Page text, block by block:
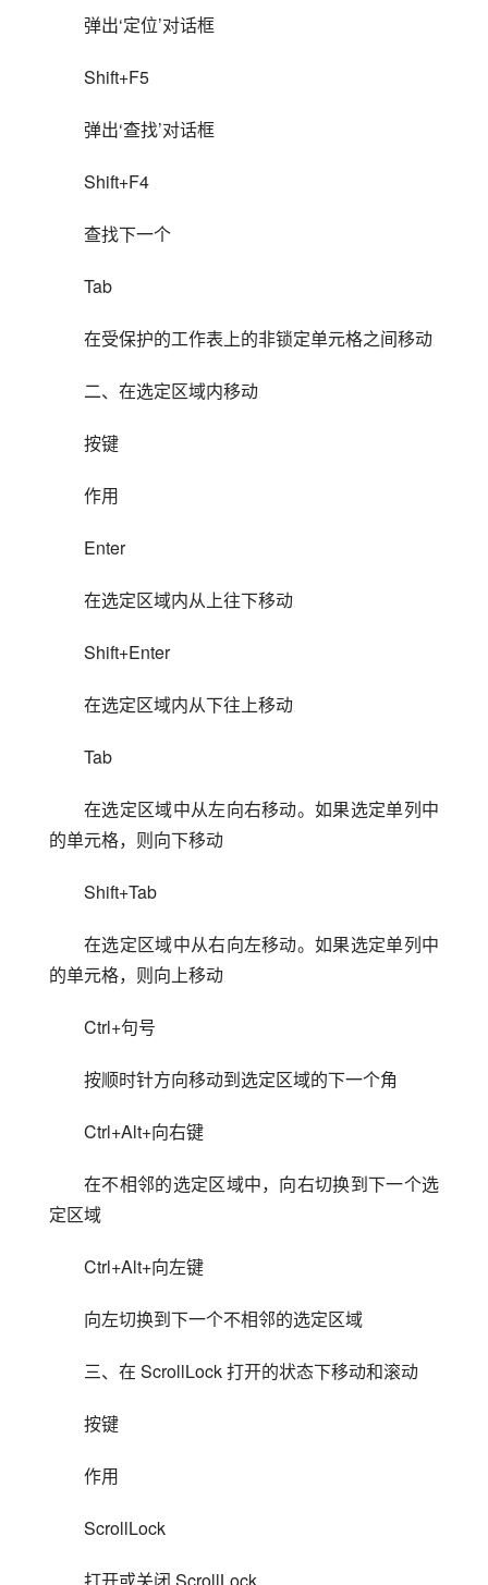
弹出‘定位’对话框
Shift+F5
弹出‘查找’对话框
Shift+F4
查找下一个
Tab
在受保护的工作表上的非锁定单元格之间移动
二、在选定区域内移动
按键
作用
Enter
在选定区域内从上往下移动
Shift+Enter
在选定区域内从下往上移动
Tab
在选定区域中从左向右移动。如果选定单列中
的单元格，则向下移动
Shift+Tab
在选定区域中从右向左移动。如果选定单列中
的单元格，则向上移动
Ctrl+句号
按顺时针方向移动到选定区域的下一个角
Ctrl+Alt+向右键
在不相邻的选定区域中，向右切换到下一个选
定区域
Ctrl+Alt+向左键
向左切换到下一个不相邻的选定区域
三、在 ScrollLock 打开的状态下移动和滚动
按键
作用
ScrollLock